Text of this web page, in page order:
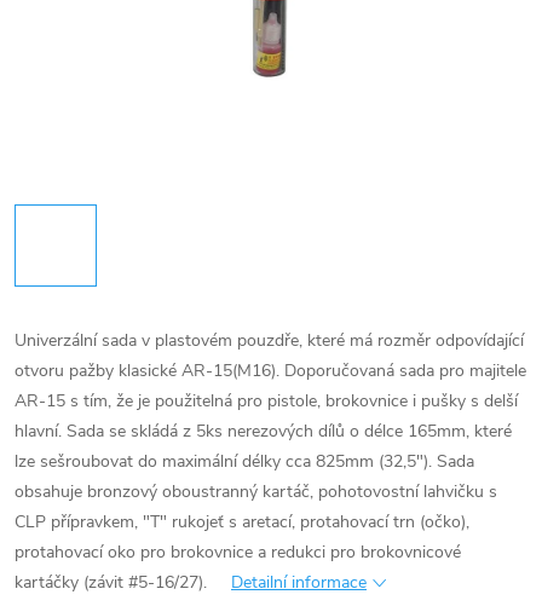
Univerzální sada v plastovém pouzdře, které má rozměr odpovídající
otvoru pažby klasické AR-15(M16). Doporučovaná sada pro majitele
AR-15 s tím, že je použitelná pro pistole, brokovnice i pušky s delší
hlavní. Sada se skládá z 5ks nerezových dílů o délce 165mm, které
lze sešroubovat do maximální délky cca 825mm (32,5"). Sada
obsahuje bronzový oboustranný kartáč, pohotovostní lahvičku s
CLP přípravkem, "T" rukojeť s aretací, protahovací trn (očko),
protahovací oko pro brokovnice a redukci pro brokovnicové
kartáčky (závit #5-16/27).
Detailní informace